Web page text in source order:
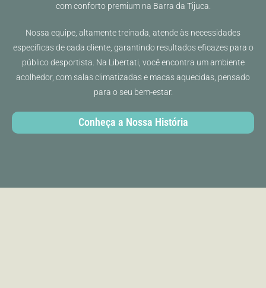
com conforto premium na Barra da Tijuca.
Nossa equipe, altamente treinada, atende às necessidades
específicas de cada cliente, garantindo resultados eficazes para o
público desportista. Na Libertati, você encontra um ambiente
acolhedor, com salas climatizadas e macas aquecidas, pensado
para o seu bem-estar.
Conheça a Nossa História